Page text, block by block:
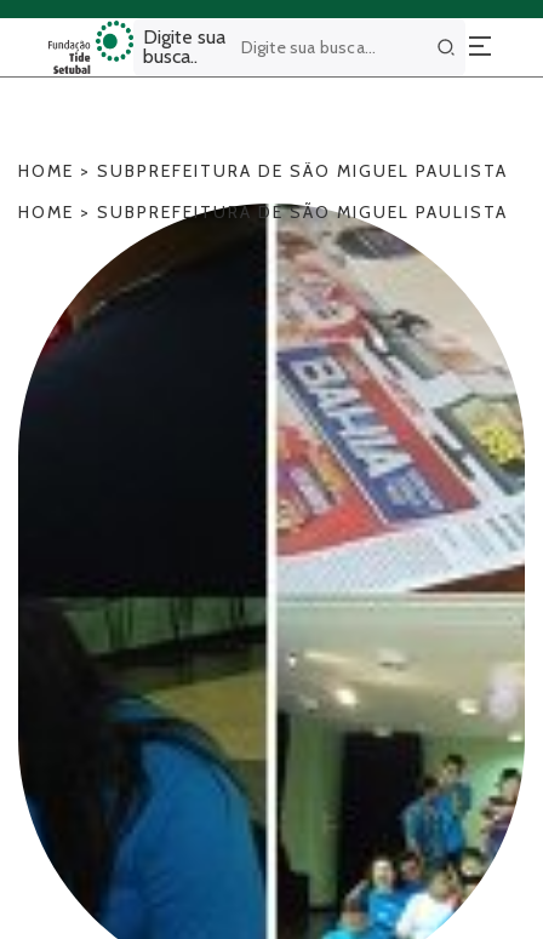
Digite sua
busca..
Buscar
HOME > SUBPREFEITURA DE SÃO MIGUEL PAULISTA
HOME > SUBPREFEITURA DE SÃO MIGUEL PAULISTA